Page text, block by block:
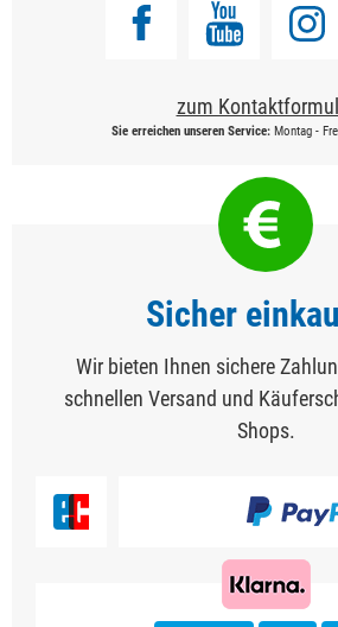
zum
Sie erreichen unseren Service:Montag -
Sicher
Wir bieten Ihnen sichere
schnellen Versand und
Shops.